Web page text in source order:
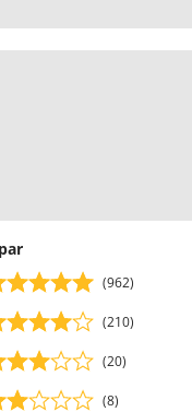
(962)
(210)
(20)
(8)